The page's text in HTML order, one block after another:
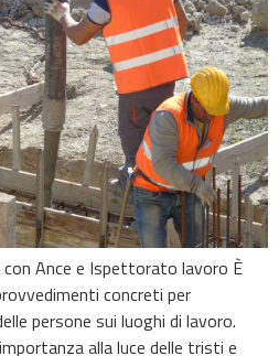
Ance e Ispettorato lavoro È
concreti per
persone sui luoghi di lavoro.
alla luce delle tristi e